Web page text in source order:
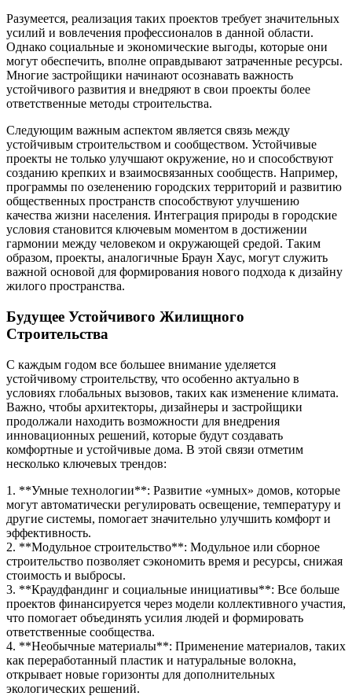
Разумеется, реализация таких проектов требует значительных
усилий и вовлечения профессионалов в данной области.
Однако социальные и экономические выгоды, которые они
могут обеспечить, вполне оправдывают затраченные ресурсы.
Многие застройщики начинают осознавать важность
устойчивого развития и внедряют в свои проекты более
ответственные методы строительства.
Следующим важным аспектом является связь между
устойчивым строительством и сообществом. Устойчивые
проекты не только улучшают окружение, но и способствуют
созданию крепких и взаимосвязанных сообществ. Например,
программы по озеленению городских территорий и развитию
общественных пространств способствуют улучшению
качества жизни населения. Интеграция природы в городские
условия становится ключевым моментом в достижении
гармонии между человеком и окружающей средой. Таким
образом, проекты, аналогичные Браун Хаус, могут служить
важной основой для формирования нового подхода к дизайну
жилого пространства.
Будущее Устойчивого Жилищного
Строительства
С каждым годом все большее внимание уделяется
устойчивому строительству, что особенно актуально в
условиях глобальных вызовов, таких как изменение климата.
Важно, чтобы архитекторы, дизайнеры и застройщики
продолжали находить возможности для внедрения
инновационных решений, которые будут создавать
комфортные и устойчивые дома. В этой связи отметим
несколько ключевых трендов:
1. **Умные технологии**: Развитие «умных» домов, которые
могут автоматически регулировать освещение, температуру и
другие системы, помогает значительно улучшить комфорт и
эффективность.
2. **Модульное строительство**: Модульное или сборное
строительство позволяет сэкономить время и ресурсы, снижая
стоимость и выбросы.
3. **Краудфандинг и социальные инициативы**: Все больше
проектов финансируется через модели коллективного участия,
что помогает объединять усилия людей и формировать
ответственные сообщества.
4. **Необычные материалы**: Применение материалов, таких
как переработанный пластик и натуральные волокна,
открывает новые горизонты для дополнительных
экологических решений.